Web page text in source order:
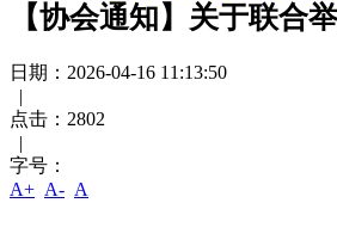
【协会通知】关于联合
日期：2026-04-16 11:13:50
|
点击： 2802
|
字号：
A+ A- A